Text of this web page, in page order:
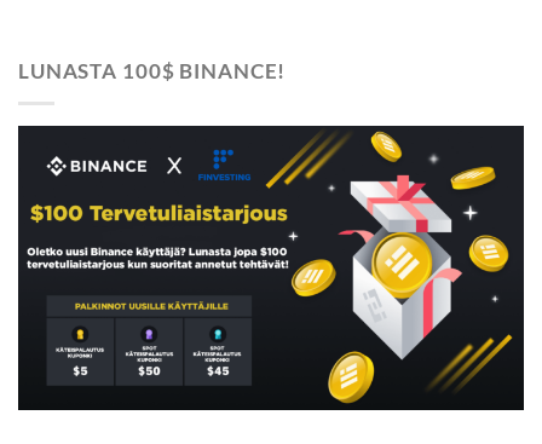
LUNASTA 100$ BINANCE!